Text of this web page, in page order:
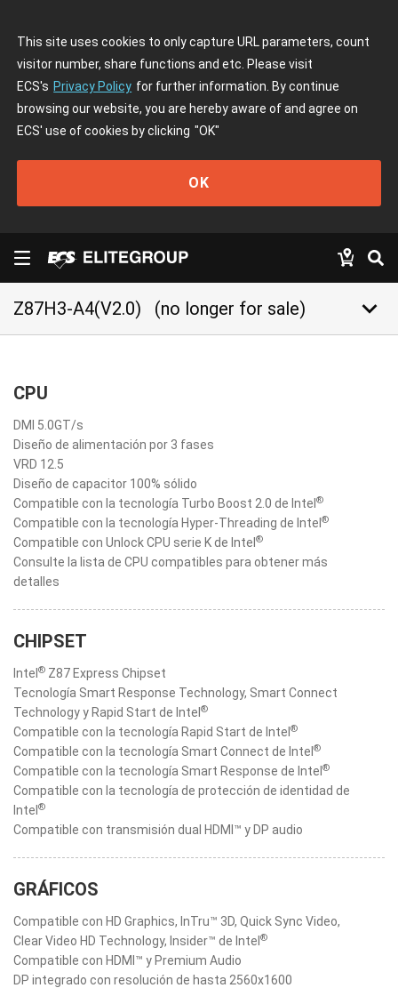
This site uses cookies to only capture URL parameters, count
visitor number, share functions and etc. Please visit
ECS's Privacy Policy for further information. By continue
browsing our website, you are hereby aware of and agree on
ECS' use of cookies by clicking "OK"
OK
Z87H3-A4(V2.0) (no longer for sale) keyboard_arrow_down
CPU
DMI 5.0GT/s
Diseño de alimentación por 3 fases
VRD 12.5
Diseño de capacitor 100% sólido
Compatible con la tecnología Turbo Boost 2.0 de Intel ®
Compatible con la tecnología Hyper-Threading de Intel ®
Compatible con Unlock CPU serie K de Intel ®
Consulte la lista de CPU compatibles para obtener más
detalles
CHIPSET
Intel ® Z87 Express Chipset
Tecnología Smart Response Technology, Smart Connect
Technology y Rapid Start de Intel ®
Compatible con la tecnología Rapid Start de Intel ®
Compatible con la tecnología Smart Connect de Intel ®
Compatible con la tecnología Smart Response de Intel ®
Compatible con la tecnología de protección de identidad de
Intel ®
Compatible con transmisión dual HDMI™ y DP audio
GRÁFICOS
Compatible con HD Graphics, InTru™ 3D, Quick Sync Video,
Clear Video HD Technology, Insider™ de Intel ®
Compatible con HDMI™ y Premium Audio
DP integrado con resolución de hasta 2560x1600